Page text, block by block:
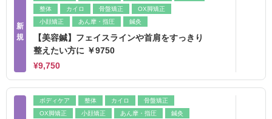
新
規
整体
カイロ 骨盤矯正
OX脚矯正
小顔矯正
あん摩・指圧 鍼灸
【美容鍼】フェイスラインや首肩をすっきり
整えたい方に ￥9750
¥9,750
ボディケア 整体 カイロ
骨盤矯正
OX脚矯正
小顔矯正 あん摩・指圧 鍼灸